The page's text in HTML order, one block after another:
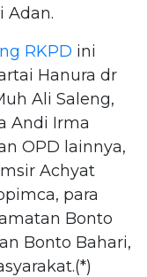
Adan.
RKPD ini
Hanura dr
Ali Saleng,
Andi Irma
OPD lainnya,
Achyat
para
Bonto
Bonto Bahari,